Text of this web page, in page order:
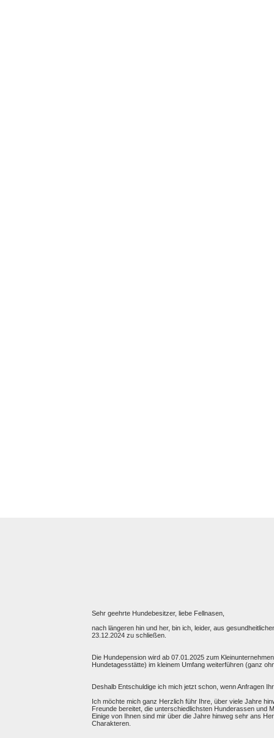
Sehr geehrte Hundebesitzer, liebe Fellnasen,
nach längeren hin und her, bin ich, leider, aus
23.12.2024 zu schließen.
Die Hundepension wird ab 07.01.2025 zum
Hundetagesstätte) im kleinem Umfang weiterführen (ganz
Deshalb Entschuldige ich mich jetzt schon, wenn Anfragen
Ich möchte mich ganz Herzlich führ Ihre, über viele Jahre
Freunde bereitet, die unterschiedlichsten Hunderassen und
Einige von Ihnen sind mir über die Jahre hinweg sehr ans
Charakteren.